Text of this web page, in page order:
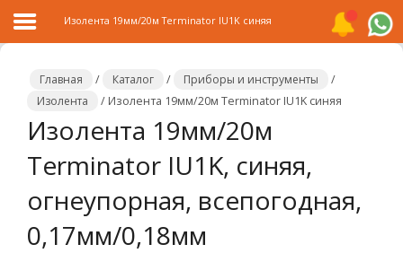
Главная
Каталог
Распродажа
О
Изолента 19мм/20м Terminator IU1K синяя
Главная / Каталог / Приборы и инструменты
/
Изолента
/ Изолента 19мм/20м Terminator IU1K синяя
Изолента 19мм/20м
Terminator IU1K, синяя,
огнеупорная, всепогодная,
0,17мм/0,18мм